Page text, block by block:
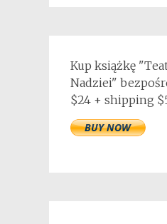
Kup książkę
Nadziei"
$24 + shipping